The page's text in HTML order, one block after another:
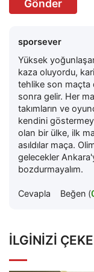
Gönder
sporsever
Yüksek
kaza oluyordu,
tehlike son maçta
sonra gelir. Her
takımların ve
kendini
olan bir ülke, ilk
asıldılar maça.
gelecekler
bozdurmayalım.
Cevapla Beğen (
İLGINIZI